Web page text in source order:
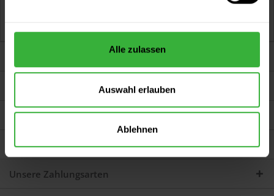
Alle zulassen
Auswahl erlauben
Ablehnen
Darum sind wir Farbenkönig
Farbenkönig.de
Persönliche Beratung
Unsere Zahlungsarten